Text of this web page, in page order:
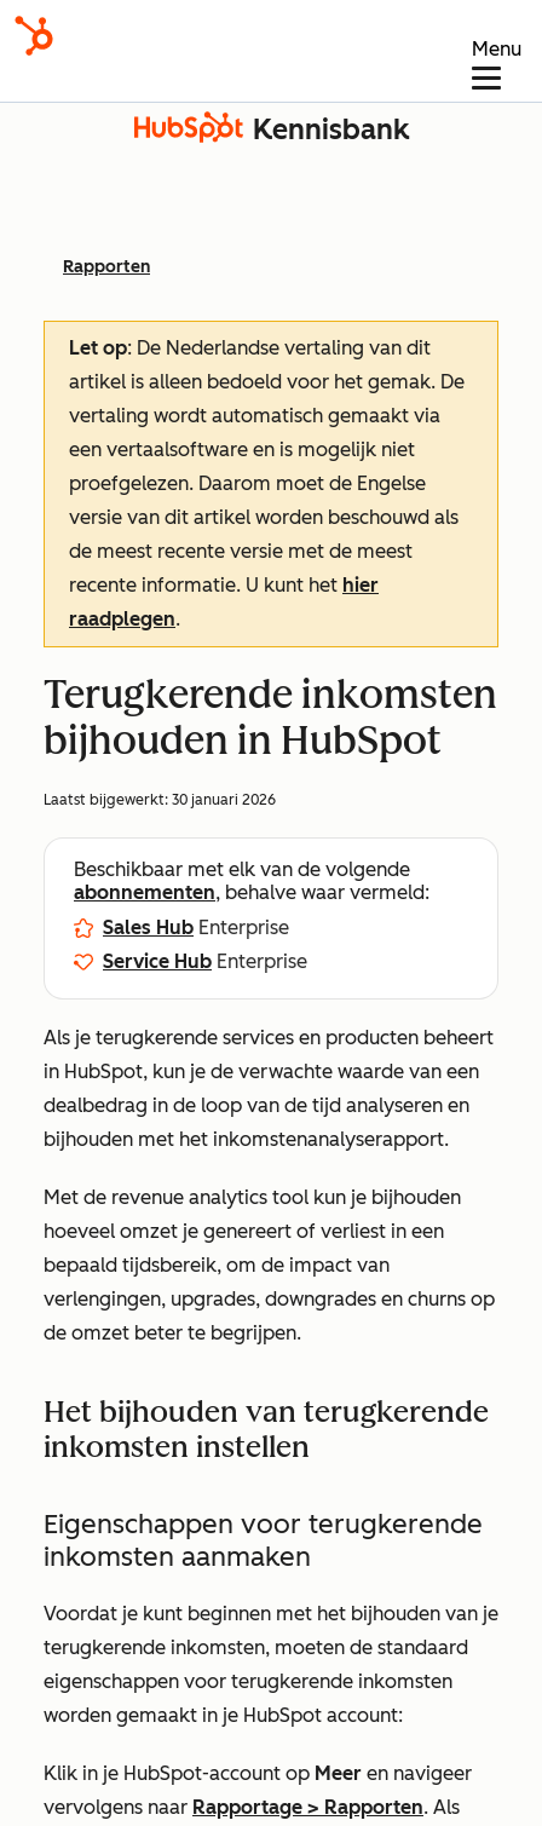
Menu
Kennisbank
Rapporten
Let op: De Nederlandse vertaling van dit
artikel is alleen bedoeld voor het gemak. De
vertaling wordt automatisch gemaakt via
een vertaalsoftware en is mogelijk niet
proefgelezen. Daarom moet de Engelse
versie van dit artikel worden beschouwd als
de meest recente versie met de meest
recente informatie. U kunt het hier
raadplegen.
Terugkerende inkomsten
bijhouden in HubSpot
Laatst bijgewerkt: 30 januari 2026
Beschikbaar met elk van de volgende
abonnementen, behalve waar vermeld:
Sales Hub Enterprise
Service Hub Enterprise
Als je terugkerende services en producten beheert
in HubSpot, kun je de verwachte waarde van een
dealbedrag in de loop van de tijd analyseren en
bijhouden met het inkomstenanalyserapport.
Met de revenue analytics tool kun je bijhouden
hoeveel omzet je genereert of verliest in een
bepaald tijdsbereik, om de impact van
verlengingen, upgrades, downgrades en churns op
de omzet beter te begrijpen.
Het bijhouden van terugkerende
inkomsten instellen
Eigenschappen voor terugkerende
inkomsten aanmaken
Voordat je kunt beginnen met het bijhouden van je
terugkerende inkomsten, moeten de standaard
eigenschappen voor terugkerende inkomsten
worden gemaakt in je HubSpot account:
Klik in je HubSpot-account op Meer en navigeer
vervolgens naar Rapportage > Rapporten. Als